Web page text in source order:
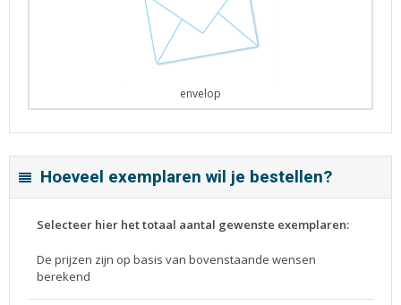
envelop
Hoeveel exemplaren wil je bestellen?
Selecteer hier het totaal aantal gewenste exemplaren:
De prijzen zijn op basis van bovenstaande wensen
berekend